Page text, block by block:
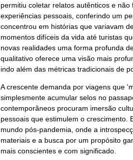
permitiu coletar relatos autênticos e
experiências pessoais, conferindo um
concentrou em histórias que variavam
momentos difíceis da vida até turistas
novas realidades uma forma profunda
qualitativo oferece uma visão mais
indo além das métricas tradicionais de
A crescente demanda por viagens que
simplesmente acumular selos no
contemporâneos procuram imersão
pessoais que estimulem o crescimento.
mundo pós-pandemia, onde a
materiais e a busca por um propósito
mais conscientes e com significado.